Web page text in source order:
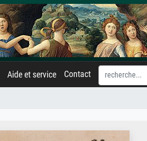
Aide et service Contact